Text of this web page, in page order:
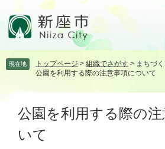
頭飛 現在地 トップページ > 組織でさがす > まちづ
公園を利用する際の注意事項について
公園を利用する際の
いて